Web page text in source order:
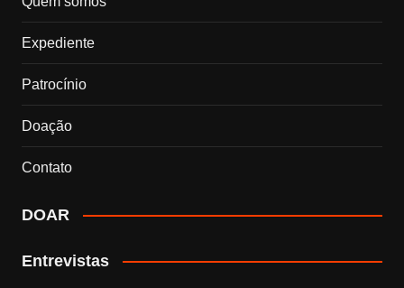
Expediente
Patrocínio
Doação
Contato
DOAR
Entrevistas